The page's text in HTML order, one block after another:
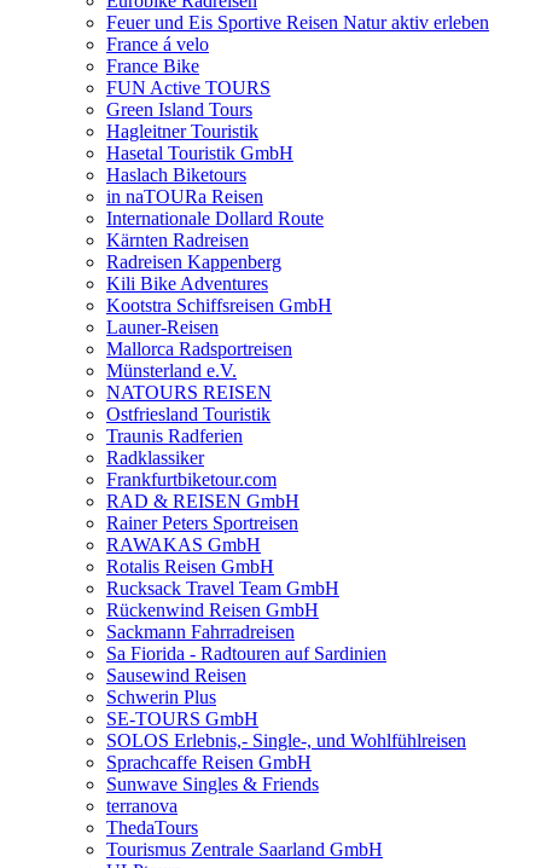
Feuer und Eis Sportive Reisen Natur aktiv erleben
France á velo
France Bike
FUN Active TOURS
Green Island Tours
Hagleitner Touristik
Hasetal Touristik GmbH
Haslach Biketours
in naTOURa Reisen
Internationale Dollard Route
Kärnten Radreisen
Radreisen Kappenberg
Kili Bike Adventures
Kootstra Schiffsreisen GmbH
Launer-Reisen
Mallorca Radsportreisen
Münsterland e.V.
NATOURS REISEN
Ostfriesland Touristik
Traunis Radferien
Radklassiker
Frankfurtbiketour.com
RAD & REISEN GmbH
Rainer Peters Sportreisen
RAWAKAS GmbH
Rotalis Reisen GmbH
Rucksack Travel Team GmbH
Rückenwind Reisen GmbH
Sackmann Fahrradreisen
Sa Fiorida - Radtouren auf Sardinien
Sausewind Reisen
Schwerin Plus
SE-TOURS GmbH
SOLOS Erlebnis,- Single-, und Wohlfühlreisen
Sprachcaffe Reisen GmbH
Sunwave Singles & Friends
terranova
ThedaTours
Tourismus Zentrale Saarland GmbH